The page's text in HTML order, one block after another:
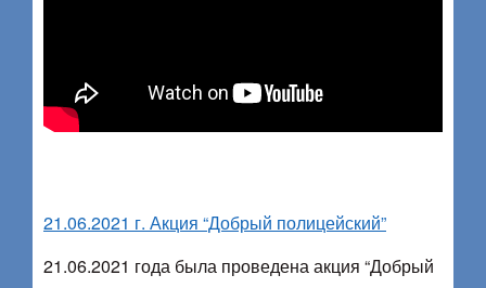
21.06.2021 г. Акция “Добрый полицейский”
21.06.2021 года была проведена акция “Добрый